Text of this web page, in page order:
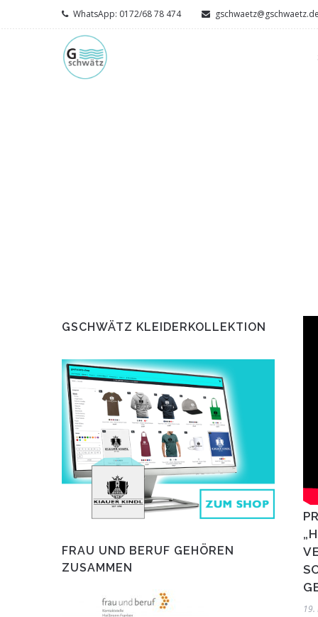
WhatsApp: 0172/68 78 474 gschwaetz@gschwaetz.de
GSCHWÄTZ KLEIDERKOLLEKTION
FRAU UND BERUF GEHÖREN
ZUSAMMEN